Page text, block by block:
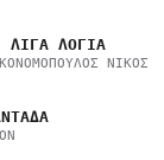
ΛΙΓΑ ΛΟΓΙΑ
ΝΙΚΟΣ